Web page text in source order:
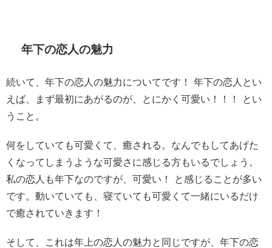
年下の恋人の魅力
続いて、年下の恋人の魅力についてです！ 年下の恋人とい
えば、まず最初にあがるのが、とにかく可愛い！！！ とい
うこと。
何をしていても可愛くて、癒される。なんでもしてあげた
くなってしまうような可愛さに感じる方もいるでしょう。
私の恋人も年下なのですが、可愛い！ と感じることが多い
です。動いていても、寝ていても可愛くて一緒にいるだけ
で癒されていきます！
そして、これは年上の恋人の魅力と同じですが、年下の恋